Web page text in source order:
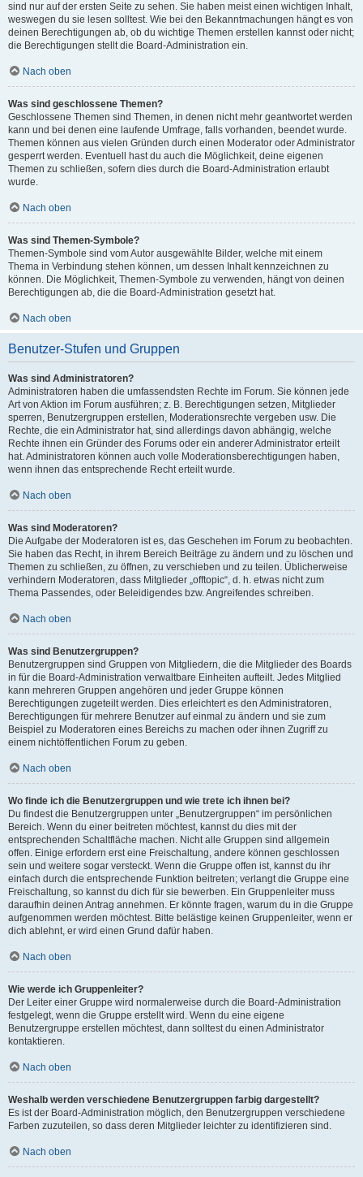
sind nur auf der ersten Seite zu sehen. Sie haben meist einen wichtigen Inhalt,
weswegen du sie lesen solltest. Wie bei den Bekanntmachungen hängt es von
deinen Berechtigungen ab, ob du wichtige Themen erstellen kannst oder nicht;
die Berechtigungen stellt die Board-Administration ein.
Nach oben
Was sind geschlossene Themen?
Geschlossene Themen sind Themen, in denen nicht mehr geantwortet werden
kann und bei denen eine laufende Umfrage, falls vorhanden, beendet wurde.
Themen können aus vielen Gründen durch einen Moderator oder Administrator
gesperrt werden. Eventuell hast du auch die Möglichkeit, deine eigenen
Themen zu schließen, sofern dies durch die Board-Administration erlaubt
wurde.
Nach oben
Was sind Themen-Symbole?
Themen-Symbole sind vom Autor ausgewählte Bilder, welche mit einem
Thema in Verbindung stehen können, um dessen Inhalt kennzeichnen zu
können. Die Möglichkeit, Themen-Symbole zu verwenden, hängt von deinen
Berechtigungen ab, die die Board-Administration gesetzt hat.
Nach oben
Benutzer-Stufen und Gruppen
Was sind Administratoren?
Administratoren haben die umfassendsten Rechte im Forum. Sie können jede
Art von Aktion im Forum ausführen; z. B. Berechtigungen setzen, Mitglieder
sperren, Benutzergruppen erstellen, Moderationsrechte vergeben usw. Die
Rechte, die ein Administrator hat, sind allerdings davon abhängig, welche
Rechte ihnen ein Gründer des Forums oder ein anderer Administrator erteilt
hat. Administratoren können auch volle Moderationsberechtigungen haben,
wenn ihnen das entsprechende Recht erteilt wurde.
Nach oben
Was sind Moderatoren?
Die Aufgabe der Moderatoren ist es, das Geschehen im Forum zu beobachten.
Sie haben das Recht, in ihrem Bereich Beiträge zu ändern und zu löschen und
Themen zu schließen, zu öffnen, zu verschieben und zu teilen. Üblicherweise
verhindern Moderatoren, dass Mitglieder „offtopic“, d. h. etwas nicht zum
Thema Passendes, oder Beleidigendes bzw. Angreifendes schreiben.
Nach oben
Was sind Benutzergruppen?
Benutzergruppen sind Gruppen von Mitgliedern, die die Mitglieder des Boards
in für die Board-Administration verwaltbare Einheiten aufteilt. Jedes Mitglied
kann mehreren Gruppen angehören und jeder Gruppe können
Berechtigungen zugeteilt werden. Dies erleichtert es den Administratoren,
Berechtigungen für mehrere Benutzer auf einmal zu ändern und sie zum
Beispiel zu Moderatoren eines Bereichs zu machen oder ihnen Zugriff zu
einem nichtöffentlichen Forum zu geben.
Nach oben
Wo finde ich die Benutzergruppen und wie trete ich ihnen bei?
Du findest die Benutzergruppen unter „Benutzergruppen“ im persönlichen
Bereich. Wenn du einer beitreten möchtest, kannst du dies mit der
entsprechenden Schaltfläche machen. Nicht alle Gruppen sind allgemein
offen. Einige erfordern erst eine Freischaltung, andere können geschlossen
sein und weitere sogar versteckt. Wenn die Gruppe offen ist, kannst du ihr
einfach durch die entsprechende Funktion beitreten; verlangt die Gruppe eine
Freischaltung, so kannst du dich für sie bewerben. Ein Gruppenleiter muss
daraufhin deinen Antrag annehmen. Er könnte fragen, warum du in die Gruppe
aufgenommen werden möchtest. Bitte belästige keinen Gruppenleiter, wenn er
dich ablehnt, er wird einen Grund dafür haben.
Nach oben
Wie werde ich Gruppenleiter?
Der Leiter einer Gruppe wird normalerweise durch die Board-Administration
festgelegt, wenn die Gruppe erstellt wird. Wenn du eine eigene
Benutzergruppe erstellen möchtest, dann solltest du einen Administrator
kontaktieren.
Nach oben
Weshalb werden verschiedene Benutzergruppen farbig dargestellt?
Es ist der Board-Administration möglich, den Benutzergruppen verschiedene
Farben zuzuteilen, so dass deren Mitglieder leichter zu identifizieren sind.
Nach oben